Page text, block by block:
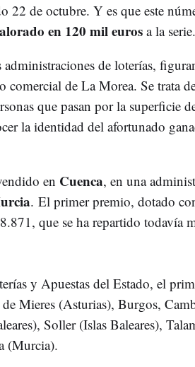
22 de octubre. Y es que este
en 120 mil eurosa la serie.
de loterías,
comercial de La Morea. Se trata
que pasan por la superficie
la identidad del afortunado
en Cuenca, en una
. El primer premio, dotado
que se ha repartido todavía
y Apuestas del Estado, el
Mieres (Asturias), Burgos,
Soller (Islas Baleares),
(Murcia).